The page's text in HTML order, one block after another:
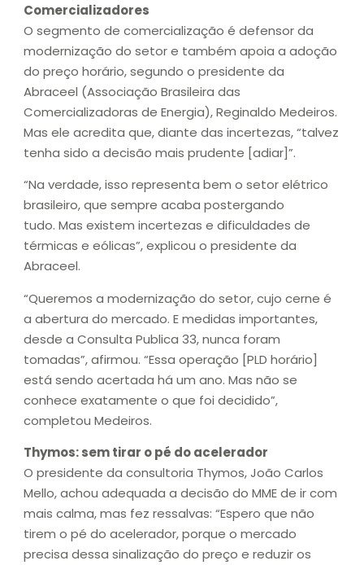
Comercializadores
O segmento de comercialização é defensor da
modernização do setor e também apoia a adoção
do preço horário, segundo o presidente da
Abraceel (Associação Brasileira das
Comercializadoras de Energia), Reginaldo Medeiros.
Mas ele acredita que, diante das incertezas, “talvez
tenha sido a decisão mais prudente [adiar]”.
“Na verdade, isso representa bem o setor elétrico
brasileiro, que sempre acaba postergando
tudo. Mas existem incertezas e dificuldades de
térmicas e eólicas”, explicou o presidente da
Abraceel.
“Queremos a modernização do setor, cujo cerne é
a abertura do mercado. E medidas importantes,
desde a Consulta Publica 33, nunca foram
tomadas”, afirmou. “Essa operação [PLD horário]
está sendo acertada há um ano. Mas não se
conhece exatamente o que foi decidido”,
completou Medeiros.
Thymos: sem tirar o pé do acelerador
O presidente da consultoria Thymos, João Carlos
Mello, achou adequada a decisão do MME de ir com
mais calma, mas fez ressalvas: “Espero que não
tirem o pé do acelerador, porque o mercado
precisa dessa sinalização do preço e reduzir os